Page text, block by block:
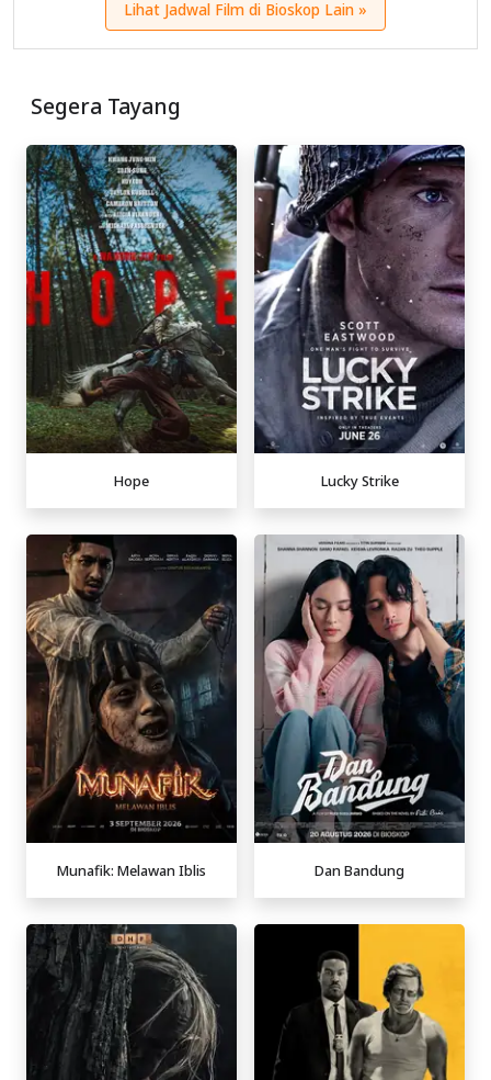
Lihat Jadwal Film di Bioskop Lain »
Segera Tayang
Hope Lucky Strike
Munafik: Melawan Iblis Dan Bandung